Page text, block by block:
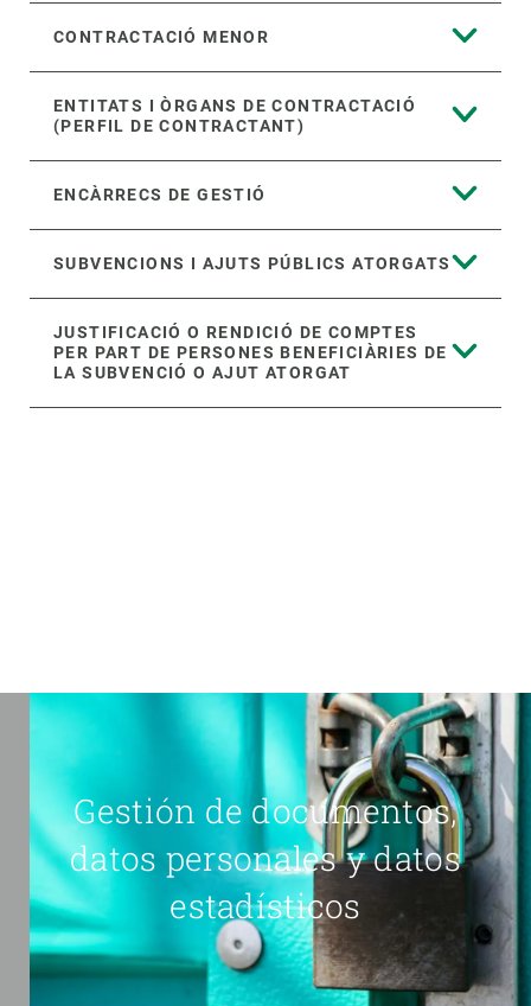
CONTRACTACIÓ MENOR
ENTITATS I ÒRGANS DE CONTRACTACIÓ
(PERFIL DE CONTRACTANT)
ENCÀRRECS DE GESTIÓ
SUBVENCIONS I AJUTS PÚBLICS ATORGATS
JUSTIFICACIÓ O RENDICIÓ DE COMPTES
PER PART DE PERSONES BENEFICIÀRIES DE
LA SUBVENCIÓ O AJUT ATORGAT
Gestión de documentos,
datos personales y datos
estadísticos